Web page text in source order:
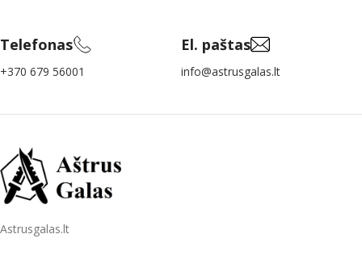
Telefonas
+370 679 56001
El. paštas
info@astrusgalas.lt
Astrusgalas.lt